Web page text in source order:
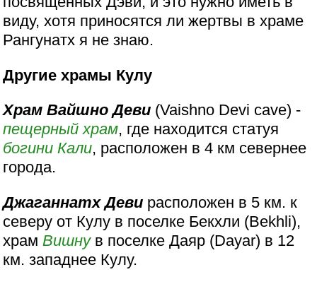
виду, хотя приносятся ли жертвы в храме
Рангунатх я не знаю.
Другие храмы Кулу
Храм Вайшно Деви (Vaishno Devi cave) -
пещерный храм, где находится статуя
богини Кали, расположен в 4 км севернее
города.
Джаганнатх Деви расположен в 5 км. к
северу от Кулу в поселке Бекхли (Bekhli),
храм Вишнув поселке Даяр (Dayar) в 12
км. западнее Кулу.